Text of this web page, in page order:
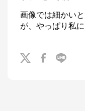
画像では細かい
が、やっぱり私